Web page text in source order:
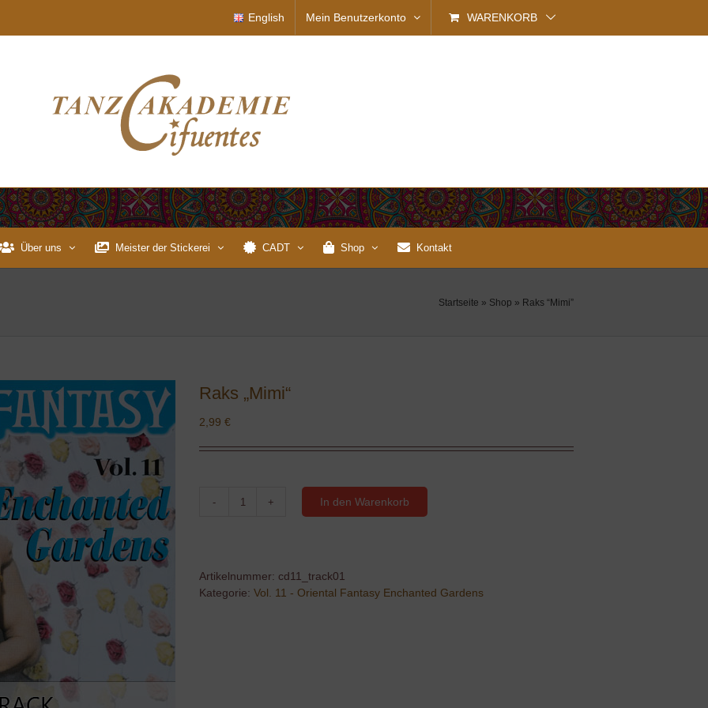
English Mein Benutzerkonto WARENKORB
Über uns Meister der Stickerei CADT Shop Kontakt
Startseite » Shop » Raks “Mimi”
Raks „Mimi“
2,99 €
Raks
In den Warenkorb
Artikelnummer: cd11_track01
Kategorie: Vol. 11 - Oriental Fantasy Enchanted Gardens